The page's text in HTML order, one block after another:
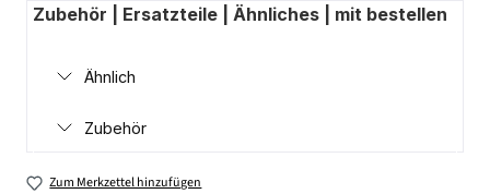
Zubehör | Ersatzteile | Ähnliches | mit bestellen
Ähnlich
Zubehör
Zum Merkzettel hinzufügen